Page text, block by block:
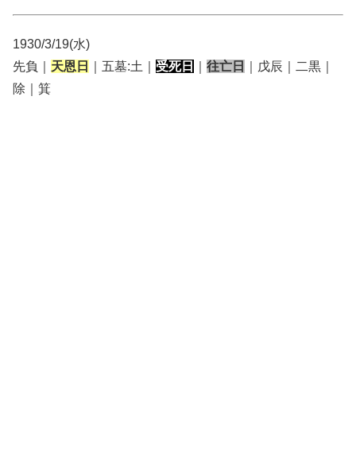
1930/3/19(水)
先負｜ 天恩日 ｜五墓:土｜ 受死日 往亡日
｜戊辰｜二黒｜
除｜箕